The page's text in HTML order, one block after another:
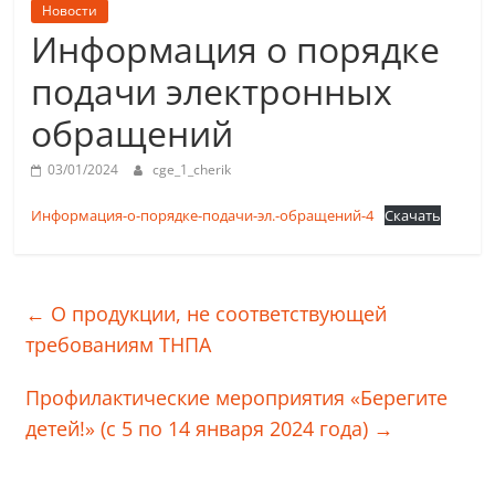
Новости
Информация о порядке
подачи электронных
обращений
03/01/2024 cge_1_cherik
Информация-о-порядке-подачи-эл.-обращений-4 Скачать
← О продукции, не соответствующей
требованиям ТНПА
Профилактические мероприятия «Берегите
детей!» (с 5 по 14 января 2024 года) →